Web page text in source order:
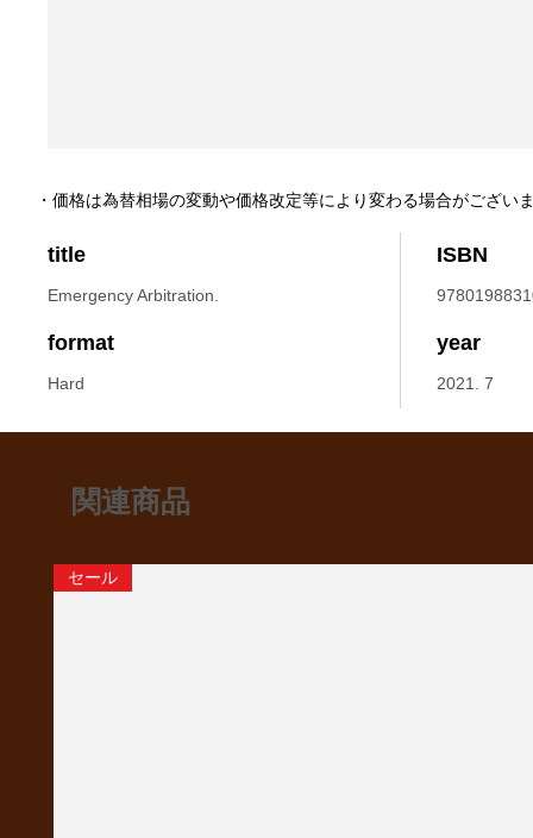
title
Emergency Arbitration.
ISBN
format
Hard
year
2021. 7
・価格は為替相場の変動や価格改定等により変わる場合がござい
関連商品
セール